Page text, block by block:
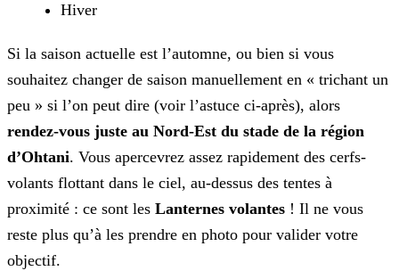
Hiver
Si la saison actuelle est l’automne, ou bien si vous
souhaitez changer de saison manuellement en « trichant un
peu » si l’on peut dire (voir l’astuce ci-après), alors
rendez-vous juste au Nord-Est du stade de la région
d’Ohtani. Vous apercevrez assez rapidement des cerfs-
volants flottant dans le ciel, au-dessus des tentes à
proximité : ce sont les Lanternes volantes ! Il ne vous
reste plus qu’à les prendre en photo pour valider votre
objectif.